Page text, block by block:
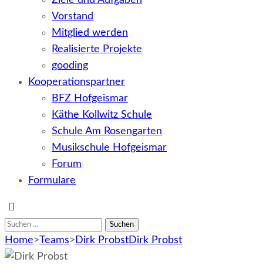
Vorstand
Mitglied werden
Realisierte Projekte
gooding
Kooperationspartner
BFZ Hofgeismar
Käthe Kollwitz Schule
Schule Am Rosengarten
Musikschule Hofgeismar
Forum
Formulare
Suchen
nach:
Home>Teams> Dirk ProbstDirk Probst